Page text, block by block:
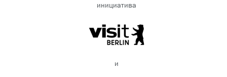
инициатива
и